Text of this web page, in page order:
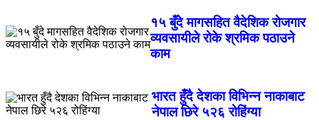
१५ बुँदे मागसहित वैदेशिक रोजगार
व्यवसायीले रोके श्रमिक पठाउने
काम
भारत हुँदै देशका विभिन्न नाकाबाट
नेपाल छिरे ५२६ रोहिंग्या